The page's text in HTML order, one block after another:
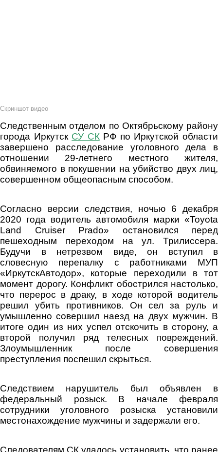
Скриншот видео
Следственным отделом по Октябрьскому району
города Иркутск СУ СКРФ по Иркутской области
завершено расследование уголовного дела в
отношении 29-летнего местного жителя,
обвиняемого в покушении на убийство двух лиц,
совершенном общеопасным способом.
Согласно версии следствия, ночью 6 декабря
2020 года водитель автомобиля марки «Toyota
Land Cruiser Prado» остановился перед
пешеходным переходом на ул. Трилиссера.
Будучи в нетрезвом виде, он вступил в
словесную перепалку с работниками МУП
«ИркутскАвтодор», которые переходили в тот
момент дорогу. Конфликт обострился настолько,
что перерос в драку, в ходе которой водитель
решил убить противников. Он сел за руль и
умышленно совершил наезд на двух мужчин. В
итоге один из них успел отскочить в сторону, а
второй получил ряд телесных повреждений.
Злоумышленник после совершения
преступления поспешил скрыться.
Следствием нарушитель был объявлен в
федеральный розыск. В начале февраля
сотрудники уголовного розыска установили
местонахождение мужчины и задержали его.
Следователям СК удалось установить, что ранее